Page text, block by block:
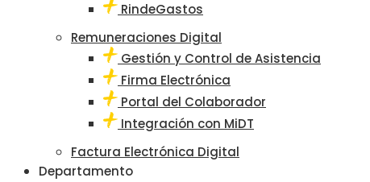
RindeGastos
Remuneraciones Digital
Gestión y Control de Asistencia
Firma Electrónica
Portal del Colaborador
Integración con MiDT
Factura Electrónica Digital
Departamento